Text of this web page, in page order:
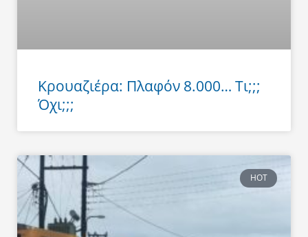
Κρουαζιέρα: Πλαφόν 8.000… Τι;;;
Όχι;;;
HOT